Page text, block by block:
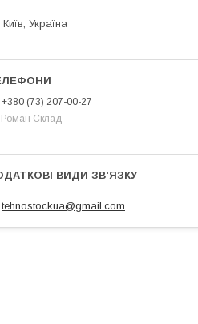
Київ, Україна
+380 (73) 207-00-27
Роман Склад
tehnostockua@gmail.com